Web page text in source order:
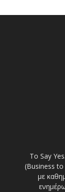
Το Say
(Business
με